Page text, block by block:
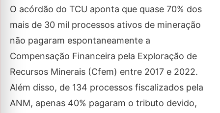
O acórdão do TCU aponta que quase 70% dos
mais de 30 mil processos ativos de mineração
não pagaram espontaneamente a
Compensação Financeira pela Exploração de
Recursos Minerais (Cfem) entre 2017 e 2022.
Além disso, de 134 processos fiscalizados pela
ANM, apenas 40% pagaram o tributo devido,